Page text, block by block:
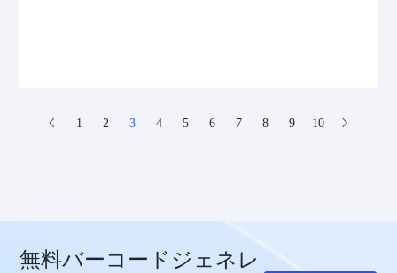
1 2 3 4 5 6 7 8 9 10
無料バーコードジェネレ